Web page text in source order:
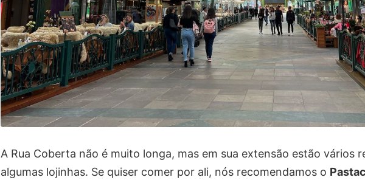
A Rua Coberta não é muito longa, mas em sua extensão estão vários
algumas lojinhas. Se quiser comer por ali, nós recomendamos o